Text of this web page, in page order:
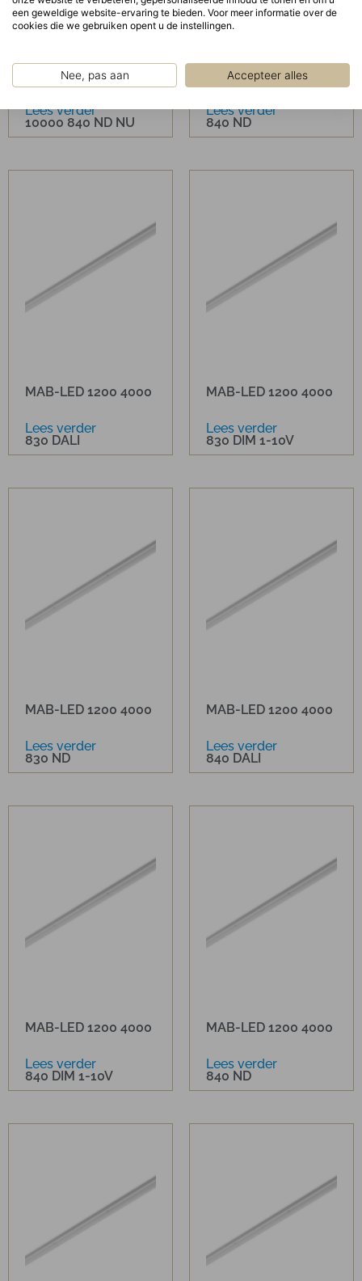
een geweldige website-ervaring te bieden. Voor meer informatie over de
cookies die we gebruiken opent u de instellingen.
Nee, pas aan Accepteer alles
MAB-LED 1500
10000 840 ND NU
Lees verder
MAB-LED 0750 2500
840 ND
Lees verder
MAB-LED 1200 4000
830 DALI
Lees verder
MAB-LED 1200 4000
830 DIM 1-10V
Lees verder
MAB-LED 1200 4000
830 ND
Lees verder
MAB-LED 1200 4000
840 DALI
Lees verder
MAB-LED 1200 4000
840 DIM 1-10V
Lees verder
MAB-LED 1200 4000
840 ND
Lees verder